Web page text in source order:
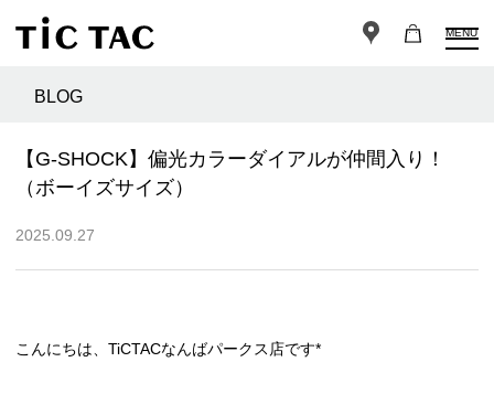
MENU
BLOG
【G-SHOCK】偏光カラーダイアルが仲間入り！
（ボーイズサイズ）
2025.09.27
こんにちは、TiCTACなんばパークス店です*